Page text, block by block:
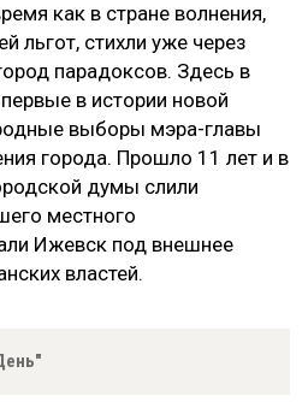
как в стране волнения,
льгот, стихли уже через
парадоксов. Здесь в
в истории новой
выборы мэра-главы
города. Прошло 11 лет и в
думы слили
местного
Ижевск под внешнее
властей.